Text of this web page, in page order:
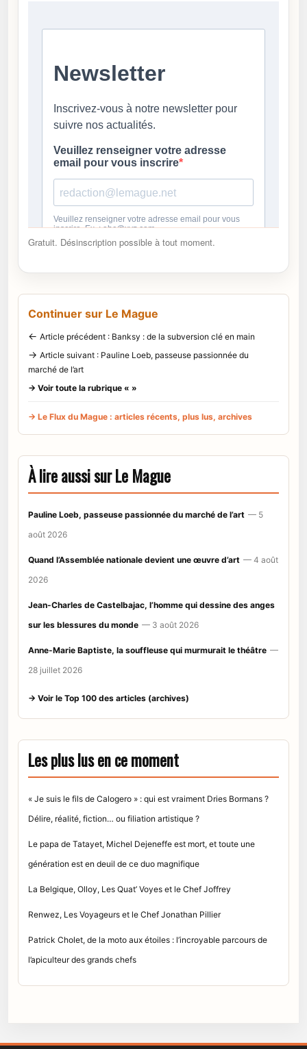
Gratuit. Désinscription possible à tout moment.
Continuer sur Le Mague
← Article précédent : Banksy : de la subversion clé en main
→ Article suivant : Pauline Loeb, passeuse passionnée du
marché de l’art
→ Voir toute la rubrique « »
→ Le Flux du Mague : articles récents, plus lus, archives
À lire aussi sur Le Mague
Pauline Loeb, passeuse passionnée du marché de l’art — 5
août 2026
Quand l’Assemblée nationale devient une œuvre d’art — 4 août
2026
Jean-Charles de Castelbajac, l’homme qui dessine des anges
sur les blessures du monde — 3 août 2026
Anne-Marie Baptiste, la souffleuse qui murmurait le théâtre —
28 juillet 2026
→ Voir le Top 100 des articles (archives)
Les plus lus en ce moment
« Je suis le fils de Calogero » : qui est vraiment Dries Bormans ?
Délire, réalité, fiction… ou filiation artistique ?
Le papa de Tatayet, Michel Dejeneffe est mort, et toute une
génération est en deuil de ce duo magnifique
La Belgique, Olloy, Les Quat’ Voyes et le Chef Joffrey
Renwez, Les Voyageurs et le Chef Jonathan Pillier
Patrick Cholet, de la moto aux étoiles : l’incroyable parcours de
l’apiculteur des grands chefs